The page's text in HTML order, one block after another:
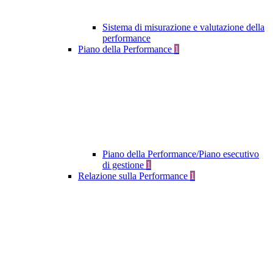
Sistema di misurazione e valutazione della
performance
Piano della Performance 1
Piano della Performance/Piano esecutivo
di gestione 1
Relazione sulla Performance 1